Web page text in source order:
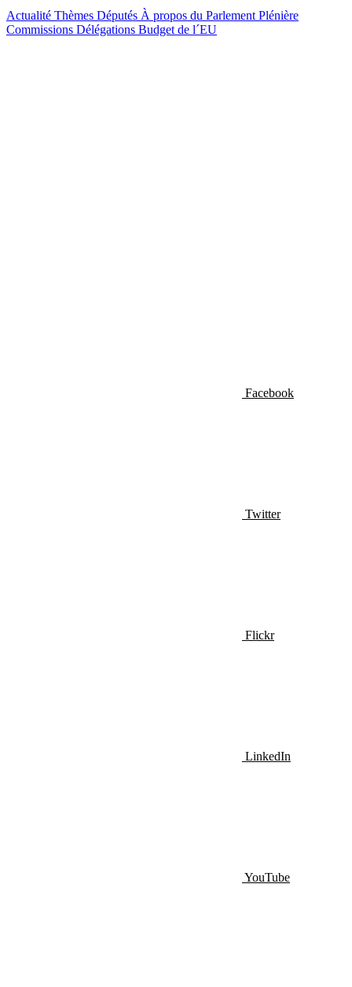
Actualité Thèmes Députés À propos du Parlement Plénière
Commissions Délégations Budget de l´EU
Facebook
Twitter
Flickr
LinkedIn
YouTube